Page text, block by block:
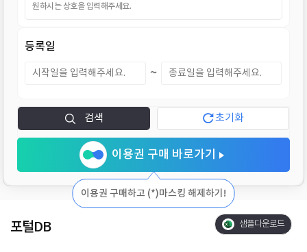
등록일
~
검색 초기화
이용권 구매 바로가기
이용권 구매하고 (*)마스킹 해제하기!
포털DB 샘플다운로드